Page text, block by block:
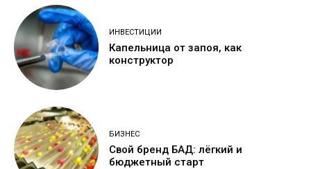
ИНВЕСТИЦИИ
Капельница от запоя, как
конструктор
БИЗНЕС
Свой бренд БАД: лёгкий и
бюджетный старт